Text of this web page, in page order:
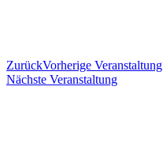
ZurückVorherige Veranstaltung
Nächste Veranstaltung